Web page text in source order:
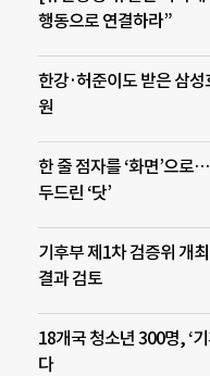
행동으로 연결하라”
한강·허준이도 받은 삼
원
한 줄 점자를 ‘화면’으로
두드린 ‘닷’
기후부 제1차 검증위 개
결과 검토
18개국 청소년 300명, ‘
다